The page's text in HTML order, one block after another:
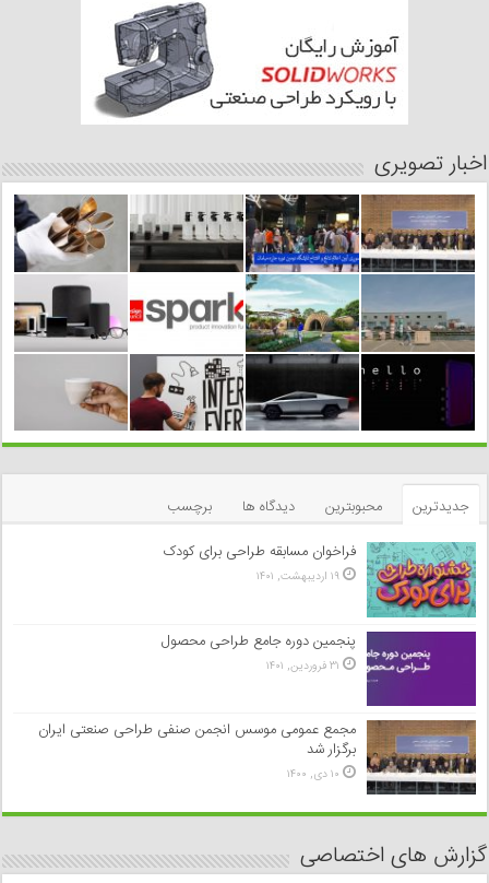
اخبار تصویری
جدیدترین محبوبترین دیدگاه ها
برچسب
فراخوان مسابقه طراحی برای کودک
۱۹ اردیبهشت, ۱۴۰۱
پنجمین دوره جامع طراحی محصول
۳۱ فروردین, ۱۴۰۱
مجمع عمومی موسس انجمن صنفی طراحی صنعتی ایران
برگزار شد
۱۰ دی, ۱۴۰۰
گزارش های اختصاصی